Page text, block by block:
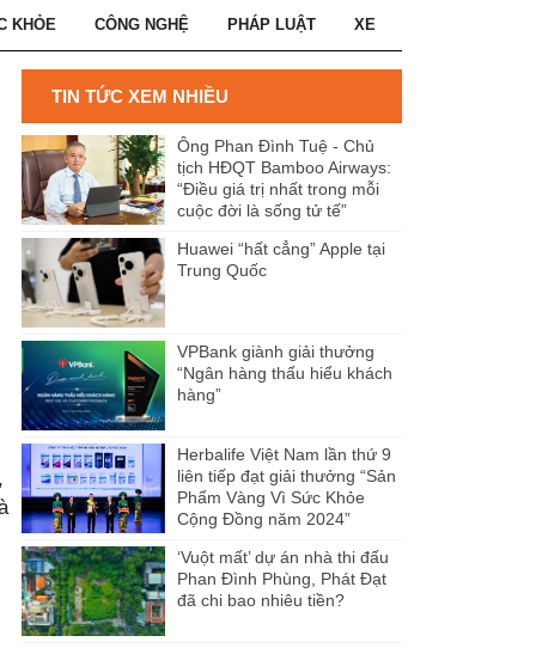
KHỎE CÔNG NGHỆ PHÁP LUẬT XE
TIN TỨC XEM NHIỀU
Ông Phan Đình Tuệ - Chủ
tịch HĐQT Bamboo Airways:
“Điều giá trị nhất trong mỗi
cuộc đời là sống tử tế”
Huawei “hất cẳng” Apple tại
Trung Quốc
VPBank giành giải thưởng
“Ngân hàng thấu hiểu khách
hàng”
Herbalife Việt Nam lần thứ 9
liên tiếp đạt giải thưởng “Sản
Phẩm Vàng Vì Sức Khỏe
Cộng Đồng năm 2024”
‘Vuột mất’ dự án nhà thi đấu
Phan Đình Phùng, Phát Đạt
đã chi bao nhiêu tiền?